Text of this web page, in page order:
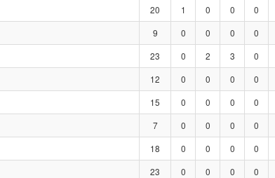
20 1 0 0 0
9 0 0 0 0
23 0 2 3 0
12 0 0 0 0
15 0 0 0 0
7 0 0 0 0
18 0 0 0 0
23 0 0 0 0